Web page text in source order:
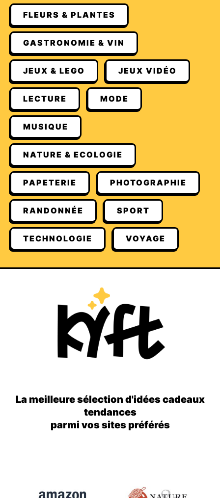
FLEURS & PLANTES
GASTRONOMIE & VIN
JEUX & LEGO JEUX VIDÉO
LECTURE MODE
MUSIQUE
NATURE & ECOLOGIE
PAPETERIE PHOTOGRAPHIE
RANDONNÉE SPORT
TECHNOLOGIE VOYAGE
La meilleure sélection d'idées cadeaux
tendances
parmi vos sites préférés